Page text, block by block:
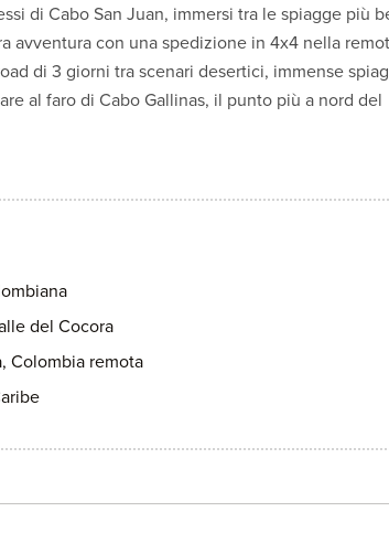
di Cabo San Juan, immersi tra le spiagge più
avventura con una spedizione in 4x4 nella
di 3 giorni tra scenari desertici, immense
al faro di Cabo Gallinas, il punto più a nord del
del Cocora
Colombia remota